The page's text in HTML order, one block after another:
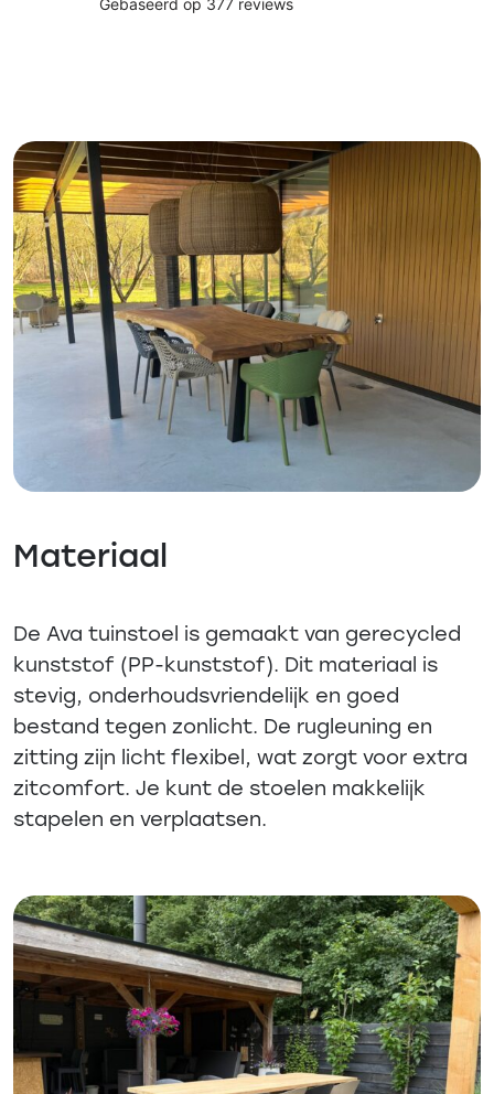
Materiaal
De Ava tuinstoel is gemaakt van gerecycled
kunststof (PP-kunststof). Dit materiaal is
stevig, onderhoudsvriendelijk en goed
bestand tegen zonlicht. De rugleuning en
zitting zijn licht flexibel, wat zorgt voor extra
zitcomfort. Je kunt de stoelen makkelijk
stapelen en verplaatsen.